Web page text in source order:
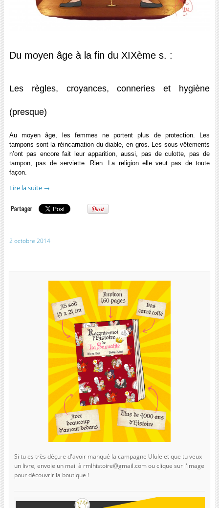
Du moyen âge à la fin du XIXème s. :
Les règles, croyances, conneries et hygiène
(presque)
Au moyen âge, les femmes ne portent plus de protection. Les
tampons sont la réincarnation du diable, en gros. Les sous-vêtements
n’ont pas encore fait leur apparition, aussi, pas de culotte, pas de
tampon, pas de serviette. Rien. La religion elle veut pas de toute
façon.
Lire la suite →
2 octobre 2014
Si tu es très déçu-e d'avoir manqué la campagne Ulule et que tu veux
un livre, envoie un mail à rmlhistoire@gmail.com ou clique sur l'image
pour découvrir la boutique !